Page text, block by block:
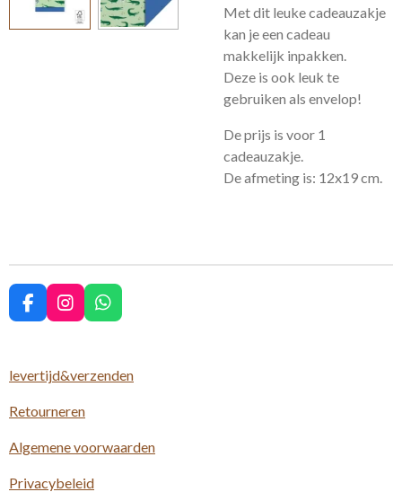
Met dit leuke cadeauzakje
kan je een cadeau
makkelijk inpakken.
Deze is ook leuk te
gebruiken als envelop!
De prijs is voor 1
cadeauzakje.
De afmeting is: 12x19 cm.
F
a
b
o
I
n
a
r
m
W
h
s
levertijd&verzenden
Retourneren
Algemene voorwaarden
Privacybeleid